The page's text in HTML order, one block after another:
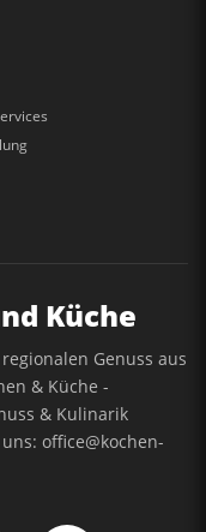
Küche
Genuss aus
& Küche -
& Kulinarik
uns:office@kochen-